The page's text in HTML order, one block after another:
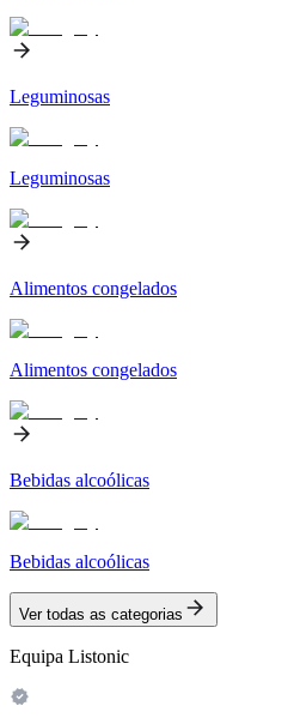
Leguminosas
Leguminosas
Alimentos congelados
Alimentos congelados
Bebidas alcoólicas
Bebidas alcoólicas
Ver todas as categorias
Equipa Listonic